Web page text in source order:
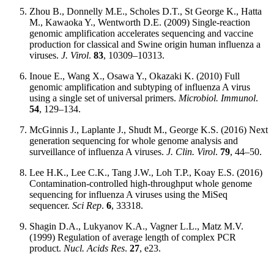
Zhou B., Donnelly M.E., Scholes D.T., St George K., Hatta
M., Kawaoka Y., Wentworth D.E. (2009) Single-reaction
genomic amplification accelerates sequencing and vaccine
production for classical and Swine origin human influenza a
viruses. J. Virol. 83, 10309–10313.
Inoue E., Wang X., Osawa Y., Okazaki K. (2010) Full
genomic amplification and subtyping of influenza A virus
using a single set of universal primers. Microbiol. Immunol.
54, 129–134.
McGinnis J., Laplante J., Shudt M., George K.S. (2016) Next
generation sequencing for whole genome analysis and
surveillance of influenza A viruses. J. Clin. Virol. 79, 44–50.
Lee H.K., Lee C.K., Tang J.W., Loh T.P., Koay E.S. (2016)
Contamination-controlled high-throughput whole genome
sequencing for influenza A viruses using the MiSeq
sequencer. Sci Rep. 6, 33318.
Shagin D.A., Lukyanov K.A., Vagner L.L., Matz M.V.
(1999) Regulation of average length of complex PCR
product. Nucl. Acids Res. 27, e23.